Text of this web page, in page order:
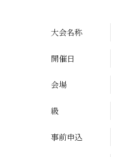
大会名称
開催日
会場
級
事前申込